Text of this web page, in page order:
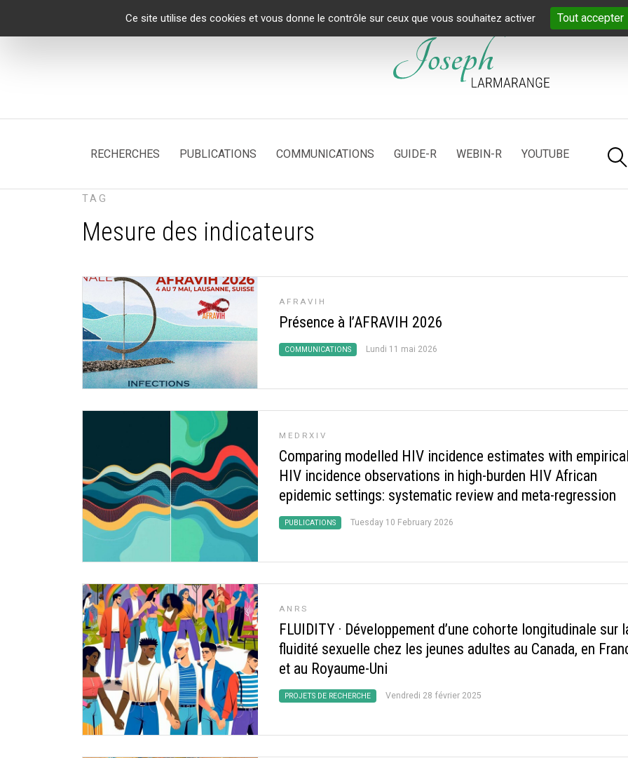
Ce site utilise des cookies et vous donne le contrôle sur ceux que vous souhaitez activer Tout accepter
RECHERCHES PUBLICATIONS COMMUNICATIONS GUIDE-R WEBIN-R YOUTUBE
TAG
Mesure des indicateurs
AFRAVIH
Présence à l’AFRAVIH 2026
COMMUNICATIONS Lundi 11 mai 2026
MEDRXIV
Comparing modelled HIV incidence estimates with empirical
HIV incidence observations in high-burden HIV African
epidemic settings: systematic review and meta-regression
PUBLICATIONS Tuesday 10 February 2026
ANRS
FLUIDITY · Développement d’une cohorte longitudinale sur
fluidité sexuelle chez les jeunes adultes au Canada, en
et au Royaume-Uni
PROJETS DE RECHERCHE Vendredi 28 février 2025